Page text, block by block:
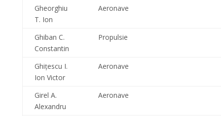
Gheorghiu
T. Ion
Aeronave
Ghiban C.
Constantin
Propulsie
Ghiţescu I.
Ion Victor
Aeronave
Girel A.
Alexandru
Aeronave